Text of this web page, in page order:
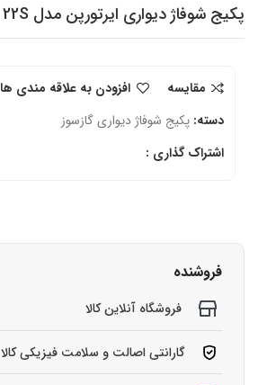
پکیج شوفاژ دیواری ایرتورپن مدل 22S
مقایسه
افزودن به علاقه مندی ها
دسته: پکیج شوفاژ دیواری گازسوز
اشتراک گذاری :
فروشنده
فروشگاه آنلاین کالا
گارانتی اصالت و سلامت فیزیکی کالا